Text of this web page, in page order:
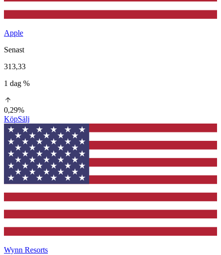
Apple
Senast
313,33
1 dag %
0,29%
KöpSälj
Wynn Resorts